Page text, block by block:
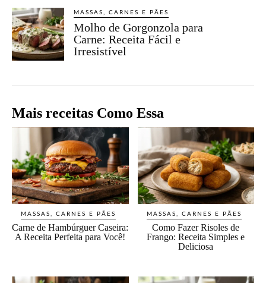
MASSAS, CARNES E PÃES
Molho de Gorgonzola para
Carne: Receita Fácil e
Irresistível
Mais receitas Como Essa
MASSAS, CARNES E PÃES
Carne de Hambúrguer Caseira:
A Receita Perfeita para Você!
MASSAS, CARNES E PÃES
Como Fazer Risoles de
Frango: Receita Simples e
Deliciosa